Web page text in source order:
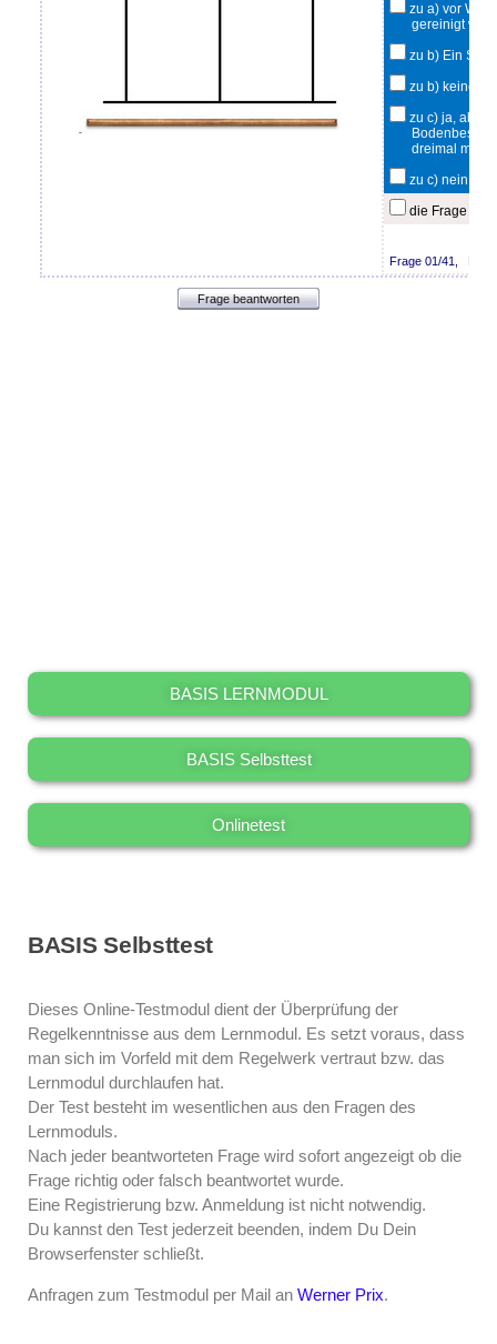
BASIS LERNMODUL
BASIS Selbsttest
Onlinetest
BASIS Selbsttest
Dieses Online-Testmodul dient der Überprüfung der
Regelkenntnisse aus dem Lernmodul. Es setzt voraus, dass
man sich im Vorfeld mit dem Regelwerk vertraut bzw. das
Lernmodul durchlaufen hat.
Der Test besteht im wesentlichen aus den Fragen des
Lernmoduls.
Nach jeder beantworteten Frage wird sofort angezeigt ob die
Frage richtig oder falsch beantwortet wurde.
Eine Registrierung bzw. Anmeldung ist nicht notwendig.
Du kannst den Test jederzeit beenden, indem Du Dein
Browserfenster schließt.
Anfragen zum Testmodul per Mail an Werner Prix.